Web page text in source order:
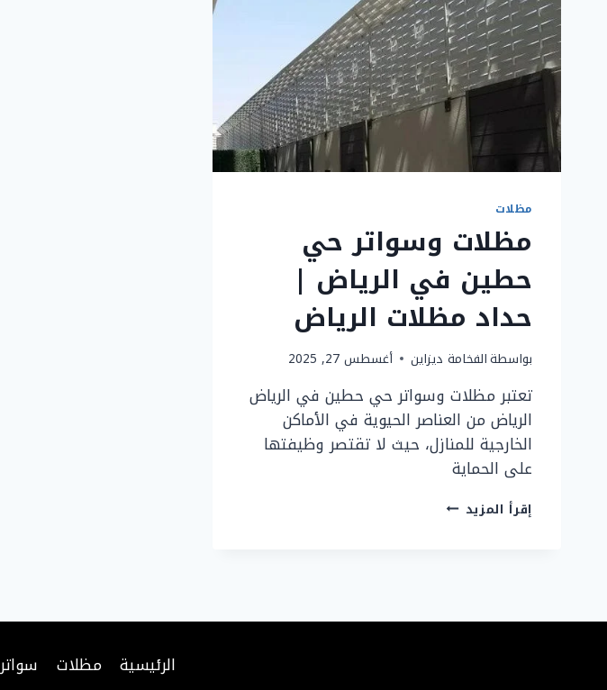
مظلات
مظلات وسواتر حي
حطين في الرياض |
حداد مظلات الرياض
بواسطةالفخامة ديزاين أغسطس 27, 2025
تعتبر مظلات وسواتر حي حطين في الرياض
الرياض من العناصر الحيوية في الأماكن
الخارجية للمنازل، حيث لا تقتصر وظيفتها
على الحماية
إقرأ المزيد مظلات
|
الرئيسية مظلات سواتر